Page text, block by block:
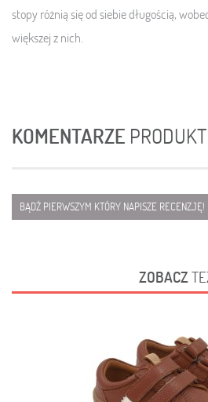
stopy różnią się od siebie długością,
większej z nich.
KOMENTARZE
BĄDŹ PIERWSZYM KTÓRY NAPISZE RECENZJĘ!
ZOBACZ